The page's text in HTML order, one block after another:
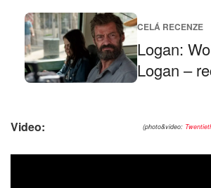
CELÁ RECENZE
Logan:
Logan –
(photo&video:
Video: